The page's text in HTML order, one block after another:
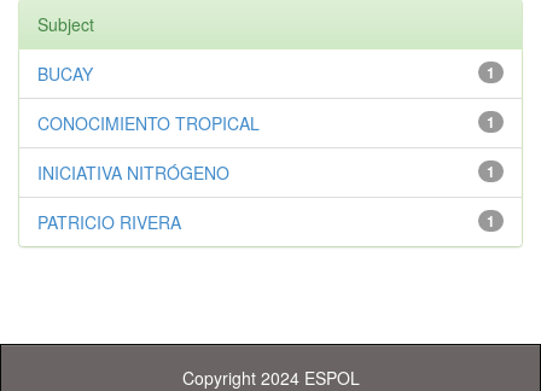
Subject
1
BUCAY
1
CONOCIMIENTO TROPICAL
1
INICIATIVA NITRÓGENO
1
PATRICIO RIVERA
Copyright 2024 ESPOL